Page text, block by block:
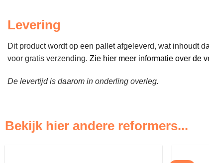
Levering
Dit product wordt op een pallet afgeleverd, wat inhoudt
voor gratis verzending. Zie hier meer informatie over de
De levertijd is daarom in onderling overleg.
Bekijk hier andere reformers...